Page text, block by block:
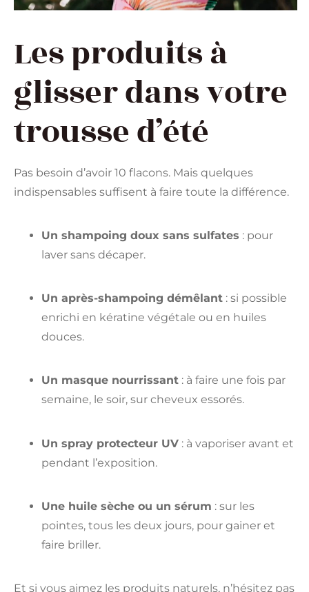
Les produits à
glisser dans votre
trousse d’été
Pas besoin d’avoir 10 flacons. Mais quelques
indispensables suffisent à faire toute la différence.
Un shampoing doux sans sulfates : pour
laver sans décaper.
Un après-shampoing démêlant : si possible
enrichi en kératine végétale ou en huiles
douces.
Un masque nourrissant : à faire une fois par
semaine, le soir, sur cheveux essorés.
Un spray protecteur UV : à vaporiser avant et
pendant l’exposition.
Une huile sèche ou un sérum : sur les
pointes, tous les deux jours, pour gainer et
faire briller.
Et si vous aimez les produits naturels, n’hésitez pas